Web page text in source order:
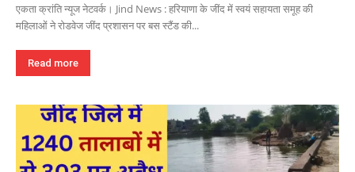
एकता क्रांति न्यूज नेटवर्क। Jind News : हरियाणा के जींद में स्वयं सहायता समूह की
महिलाओं ने रोडवेज जींद प्रशासन पर बस स्टैंड की...
Read more